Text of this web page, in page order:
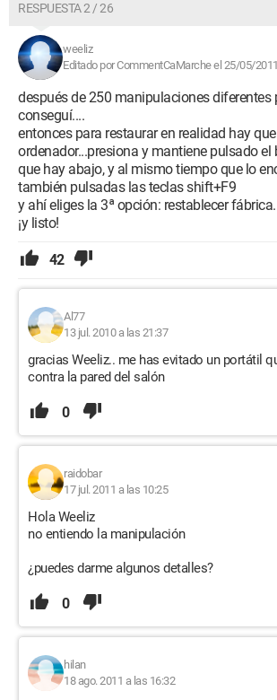
RESPUESTA 2 / 26
weeliz
Editado por CommentCaMarche el 25/05/
después de 250 manipulaciones diferentes
conseguí....
entonces para restaurar en realidad hay
ordenador...presiona y mantiene pulsado el
que hay abajo, y al mismo tiempo que lo
también pulsadas las teclas shift+F9
y ahí eliges la 3ª opción: restablecer
¡y listo!
42
Al77
13 jul. 2010 a las 21:37
gracias Weeliz.. me has evitado un portátil
contra la pared del salón
0
raidobar
17 jul. 2011 a las 10:25
Hola Weeliz
no entiendo la manipulación
¿puedes darme algunos detalles?
0
hilan
18 ago. 2011 a las 16:32